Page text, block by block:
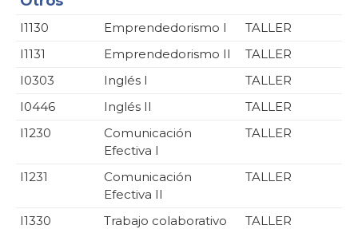
I1130 Emprendedorismo I
TALLER
I1131
Emprendedorismo II
TALLER
I0303
Inglés I
TALLER
I0446
Inglés II
TALLER
I1230
Comunicación
Efectiva I
TALLER
I1231
Comunicación
Efectiva II
TALLER
I1330
Trabajo colaborativo
TALLER